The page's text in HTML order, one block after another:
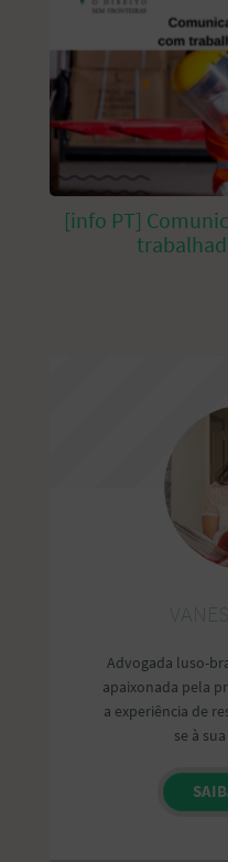
[info PT]
Advogada luso-
apaixonada pela
a experiência de
se à